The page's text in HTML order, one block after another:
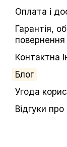
Оплата і
Гарантія,
повернення
Контактна
Блог
Угода
Відгуки